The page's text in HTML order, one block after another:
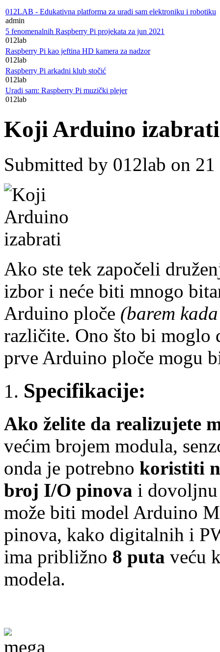
012LAB - Edukativna platforma za uradi sam elektroniku i robotiku
admin
5 fenomenalnih Raspberry Pi projekata za jun 2021
012lab
Raspberry Pi kao jeftina HD kamera za nadzor
012lab
Raspberry Pi arkadni klub stočić
012lab
Uradi sam: Raspberry Pi muzički plejer
012lab
Koji Arduino
Submitted by 012lab on
Ako ste tek započeli
izbor i neće biti mnogo
Arduino ploče (barem
različite. Ono što bi moglo
prve Arduino ploče mogu
Specifikacije:
Ako želite da realizujete
većim brojem modula,
onda je potrebno koristiti
broj I/O pinova i
može biti model Arduino
pinova, kako digitalnih i
ima približno 8 puta veću
modela.